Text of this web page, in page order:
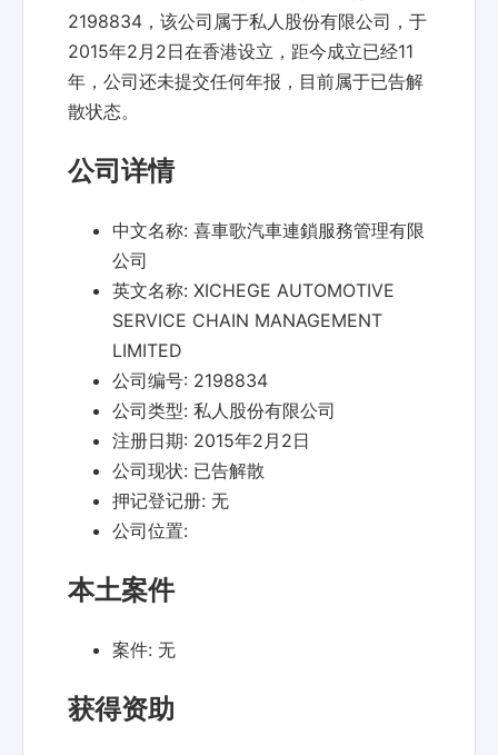
2198834，该公司属于私人股份有限公司，于
2015年2月2日在香港设立，距今成立已经11
年，公司还未提交任何年报，目前属于已告解
散状态。
公司详情
中文名称: 喜車歌汽車連鎖服務管理有限
公司
英文名称: XICHEGE AUTOMOTIVE
SERVICE CHAIN MANAGEMENT
LIMITED
公司编号: 2198834
公司类型: 私人股份有限公司
注册日期: 2015年2月2日
公司现状: 已告解散
押记登记册: 无
公司位置:
本土案件
案件: 无
获得资助